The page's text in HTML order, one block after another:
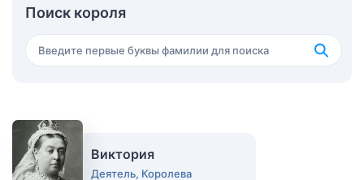
Поиск короля
Виктория
Деятель, Королева